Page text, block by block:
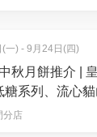
$ 472.50
[已沒有連位]
2-11 歲)
吧和品嚐美味
一) - 9月24日(四)
秋月餅推介 |
糖系列、流心
分店